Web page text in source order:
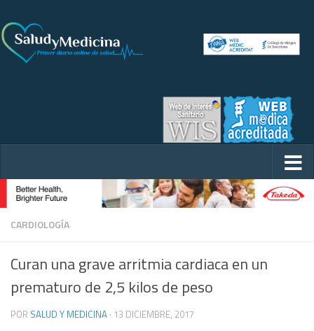
CARDIOLOGÍA
Curan una grave arritmia cardiaca en un
prematuro de 2,5 kilos de peso
POR SALUD Y MEDICINA · 13 DICIEMBRE, 2017